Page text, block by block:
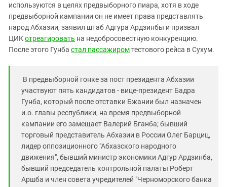
используются в целях предвыборного пиара, хотя в ходе
предвыборной кампании он не имеет права представлять
народ Абхазии, заявил штаб Адгура Ардзинбы и призвал
ЦИКотреагировать на недобросовестную конкуренцию.
После этого Гунба стал пассажиромтестового рейса в Сухум.
В предвыборной гонке за пост президента Абхазии
участвуют пять кандидатов - вице-президент Бадра
Гунба, который после отставки Бжании был назначен
и.о. главы республики, на время предвыборной
кампании его замещает Валерий Бганба; бывший
торговый представитель Абхазии в России Олег Барциц,
лидер оппозиционного "Абхазского народного
движения", бывший министр экономики Адгур Ардзинба,
бывший председатель контрольной палаты Роберт
Аршба и член совета учредителей "Черноморского банка